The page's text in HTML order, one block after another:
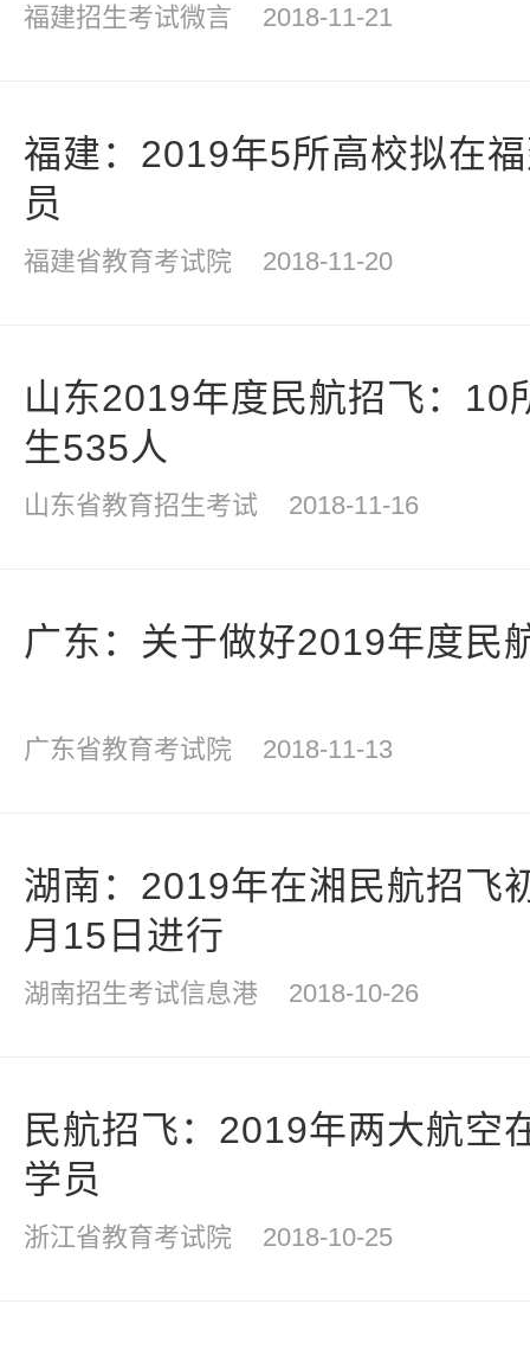
福建招生考试微言 2018-11-21
福建：2019年5所高校拟在
员
福建省教育考试院 2018-11-20
山东2019年度民航招飞：10
生535人
山东省教育招生考试 2018-11-16
广东：关于做好2019年度民
广东省教育考试院 2018-11-13
湖南：2019年在湘民航招飞
月15日进行
湖南招生考试信息港 2018-10-26
民航招飞：2019年两大航空
学员
浙江省教育考试院 2018-10-25